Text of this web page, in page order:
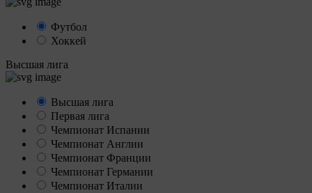
Футбол
Хоккей
Высшая лига
Высшая лига
Первая лига
Чемпионат Испании
Чемпионат Англии
Чемпионат Франции
Чемпионат Германии
Чемпионат Италии